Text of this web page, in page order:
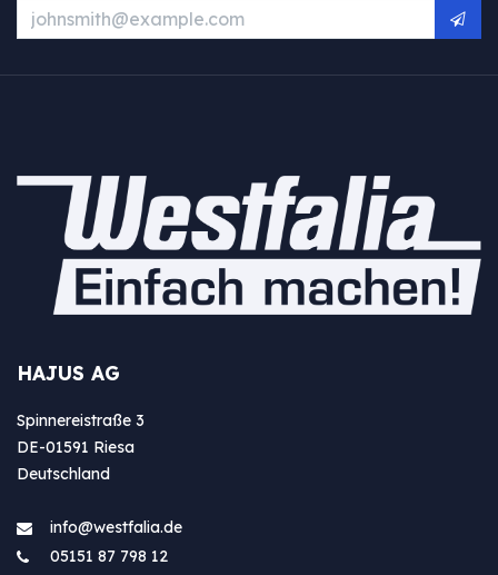
HAJUS AG
Spinnereistraße 3
DE-01591 Riesa
Deutschland
info@westfa​lia.de
05151 87 798 12